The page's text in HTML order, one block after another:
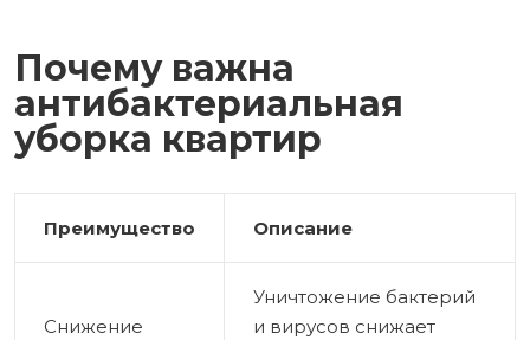
Почему важна
антибактериальная
уборка квартир
Преимущество Описание
Снижение
Уничтожение бактерий
и вирусов снижает